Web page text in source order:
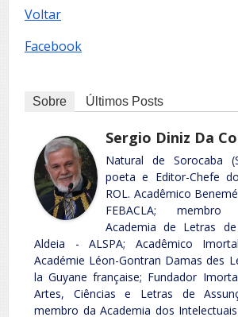
Voltar
Facebook
Sobre Últimos Posts
Sergio Diniz Da
Natural de Sorocaba
poeta e Editor-Chefe
ROL. Acadêmico
FEBACLA;
Academia de Letras
Aldeia - ALSPA; Acadêmico
Académie Léon-Gontran Damas des
la Guyane française; Fundador
Artes, Ciências e Letras de
membro da Academia dos